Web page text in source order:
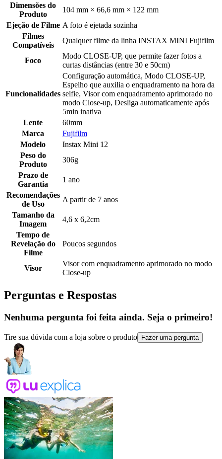
Dimensões do
Produto
104 mm × 66,6 mm × 122 mm
Ejeção de Filme A foto é ejetada sozinha
Filmes
Compatíveis
Qualquer filme da linha INSTAX MINI Fujifilm
Foco
Modo CLOSE-UP, que permite fazer fotos a
curtas distâncias (entre 30 e 50cm)
Funcionalidades
Configuração automática, Modo CLOSE-UP,
Espelho que auxilia o enquadramento na hora da
selfie, Visor com enquadramento aprimorado no
modo Close-up, Desliga automaticamente após
5min inativa
Lente
60mm
Marca
Fujifilm
Modelo
Instax Mini 12
Peso do
Produto
306g
Prazo de
Garantia
1 ano
Recomendações
de Uso
A partir de 7 anos
Tamanho da
Imagem
4,6 x 6,2cm
Tempo de
Revelação do
Filme
Poucos segundos
Visor
Visor com enquadramento aprimorado no modo
Close-up
Perguntas e Respostas
Nenhuma pergunta foi feita ainda. Seja o primeiro!
Tire sua dúvida com a loja sobre o produto Fazer uma pergunta